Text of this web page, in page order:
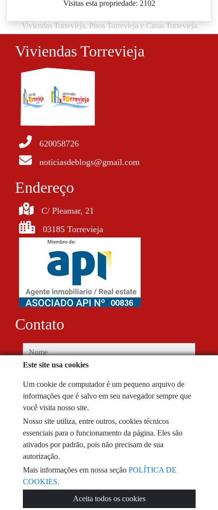
Visitas esta propriedade: 2102
Viviendas Torrevieja, Pisos Torrevieja y Casas Torrevieja
Viviendas Torrevieja
620058726
noticiasdeblogs@gmail.com
Endereço
C/ Pleamar, 21
03185 Torrevieja
Contato
nome
email
Eu li e aceito os termos de uso e política de privacidade
mensagem
Este site usa cookies
Um cookie de computador é um pequeno arquivo de
informações que é salvo em seu navegador sempre que
você visita nosso site.
Nosso site utiliza, entre outros, cookies técnicos
essenciais para o funcionamento da página. Eles são
ativados por padrão, pois não precisam de sua
autorização.
Mais informações em nossa seção POLÍTICA DE
COOKIES.
Aceita todos os cookies